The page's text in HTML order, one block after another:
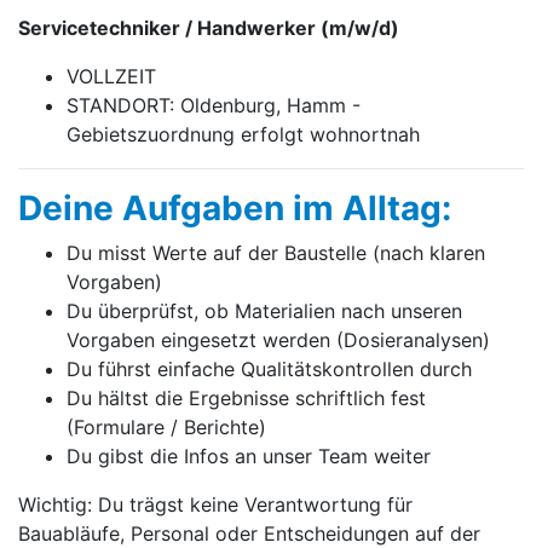
Servicetechniker / Handwerker (m/w/d)
VOLLZEIT
STANDORT: Oldenburg, Hamm -
Gebietszuordnung erfolgt wohnortnah
Deine Aufgaben im Alltag:
Du misst Werte auf der Baustelle (nach klaren
Vorgaben)
Du überprüfst, ob Materialien nach unseren
Vorgaben eingesetzt werden (Dosieranalysen)
Du führst einfache Qualitätskontrollen durch
Du hältst die Ergebnisse schriftlich fest
(Formulare / Berichte)
Du gibst die Infos an unser Team weiter
Wichtig: Du trägst keine Verantwortung für
Bauabläufe, Personal oder Entscheidungen auf der